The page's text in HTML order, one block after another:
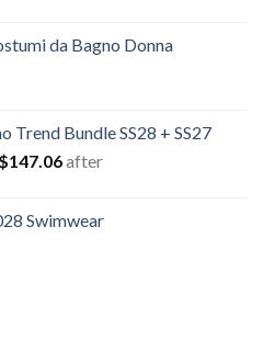
da Bagno Donna
Trend Bundle SS28 + SS27
Il
$147.06Il
è:
after
Swimwear